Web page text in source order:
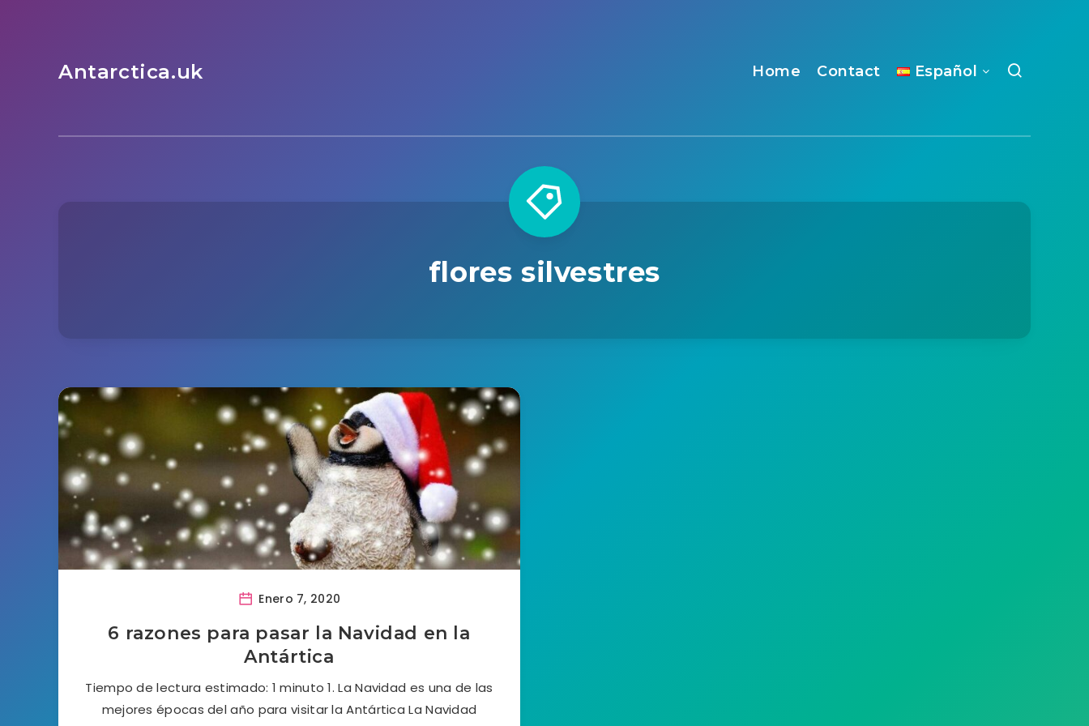
Antarctica.uk Home Contact Español
flores silvestres
Enero 7, 2020
6 razones para pasar la Navidad en la
Antártica
Tiempo de lectura estimado: 1 minuto 1. La Navidad es una de las
mejores épocas del año para visitar la Antártica La Navidad